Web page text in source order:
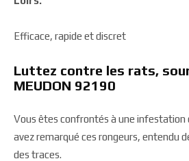
Efficace, rapide et discret
Luttez contre les rats,
MEUDON 92190
Vous êtes confrontés à une infestation
avez remarqué ces rongeurs, entendu
des traces.